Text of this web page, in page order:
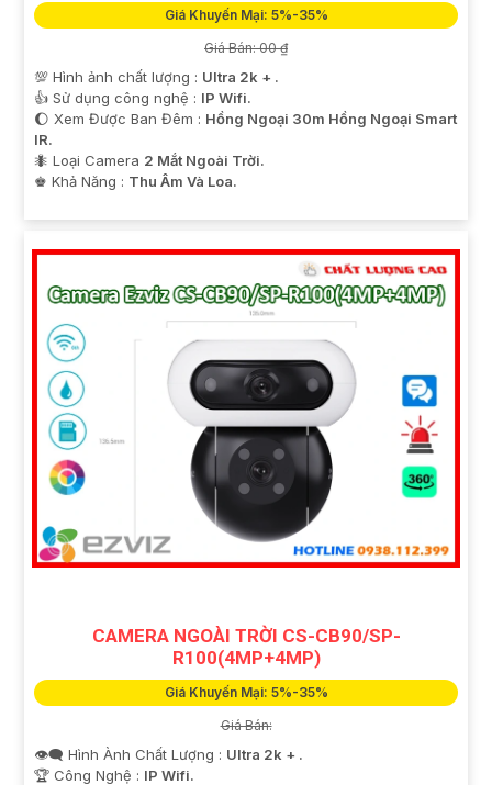
Giá Khuyến Mại: 5%-35%
Giá Bán: 00 ₫
💯 Hình ảnh chất lượng : Ultra 2k + .
👍 Sử dụng công nghệ : IP Wifi.
🌔 Xem Được Ban Đêm : Hồng Ngoại 30m Hồng Ngoại Smart
IR.
🐜 Loại Camera 2 Mắt Ngoài Trời.
️♚ Khả Năng : Thu Âm Và Loa.
CAMERA NGOÀI TRỜI CS-CB90/SP-
R100(4MP+4MP)
Giá Khuyến Mại: 5%-35%
Giá Bán:
👁️‍🗨 Hình Ành Chất Lượng : Ultra 2k + .
🏆 Công Nghệ : IP Wifi.